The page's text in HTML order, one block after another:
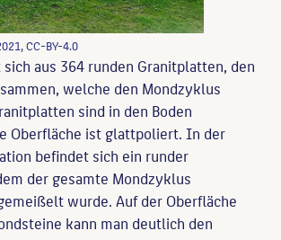
CC-BY-4.0
aus 364 runden Granitplatten, den
welche den Mondzyklus
sind in den Boden
Oberfläche ist glattpoliert. In der
befindet sich ein runder
der gesamte Mondzyklus
wurde. Auf der Oberfläche
kann man deutlich den